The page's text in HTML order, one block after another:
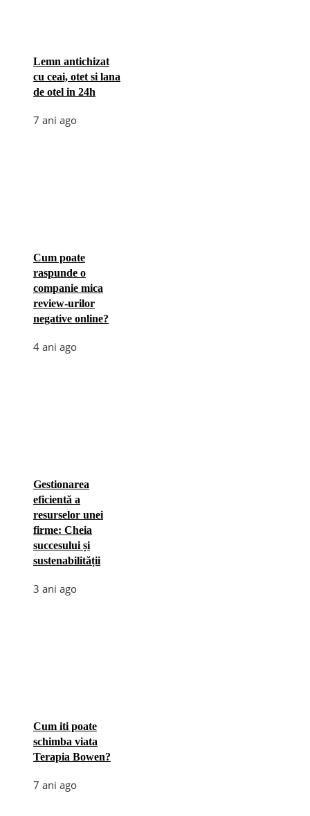
Lemn antichizat
cu ceai, otet si lana
de otel in 24h
7 ani ago
Cum poate
raspunde o
companie mica
review-urilor
negative online?
4 ani ago
Gestionarea
eficientă a
resurselor unei
firme: Cheia
succesului și
sustenabilității
3 ani ago
Cum iti poate
schimba viata
Terapia Bowen?
7 ani ago